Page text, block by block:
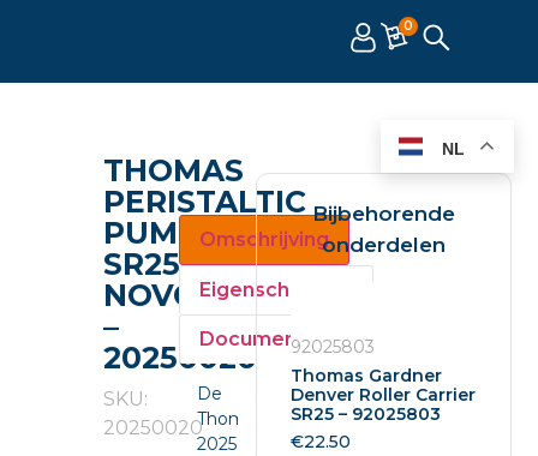
0
THOMAS
PERISTALTIC
PUMP
SR25
NOVOPRENE
–
20250020
SKU:
20250020
Omschrijving
Eigenschappen
Documenten
De
Thomas
20250020
Bijbehorende
onderdelen
92025803
Thomas Gardner
Denver Roller Carrier
SR25 – 92025803
€22.50
NL